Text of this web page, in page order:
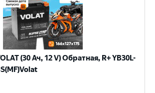
(30 Ач, 12 V) Обратная, R+ YB30L-